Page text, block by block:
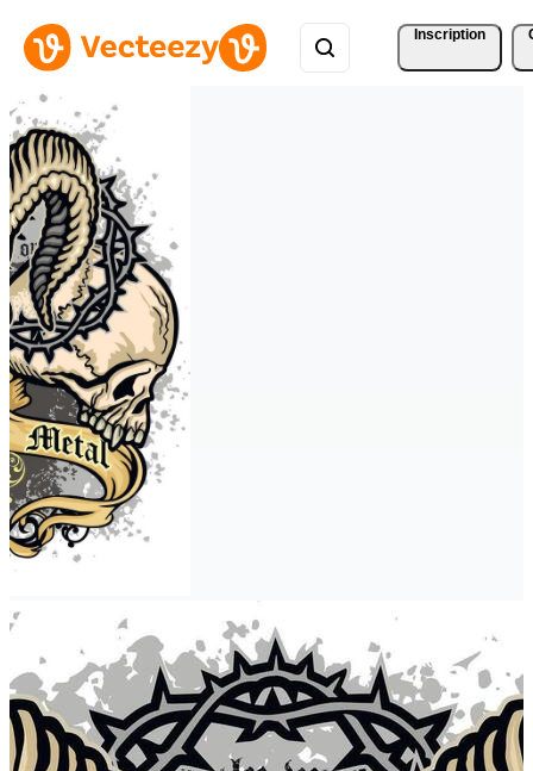
Inscription